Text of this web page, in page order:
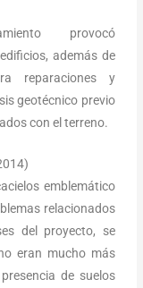
provocó
además de
reparaciones y
geotécnico previo
con el terreno.
emblemático
relacionados
del proyecto, se
eran mucho más
de suelos